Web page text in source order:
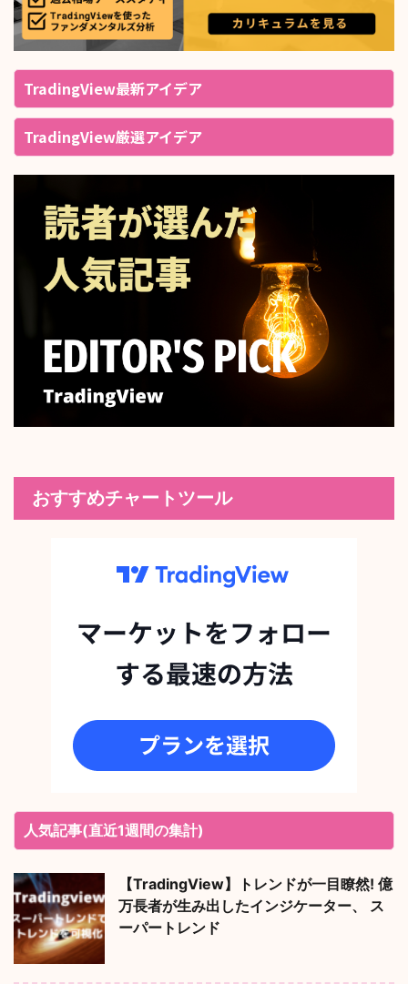
TradingView最新アイデア
TradingView厳選アイデア
おすすめチャートツール
人気記事(直近1週間の集計)
【TradingView】トレンドが一目瞭然! 億
万長者が生み出したインジケーター、 ス
ーパートレンド